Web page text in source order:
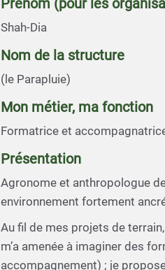
Prénom (pour les
Shah-Dia
Nom de la structure
(le Parapluie)
Mon métier, ma fonction
Formatrice et
Présentation
Agronome et anthropologue
environnement fortement
Au fil de mes projets de
m’a amenée à imaginer des
accompagnement) ; je